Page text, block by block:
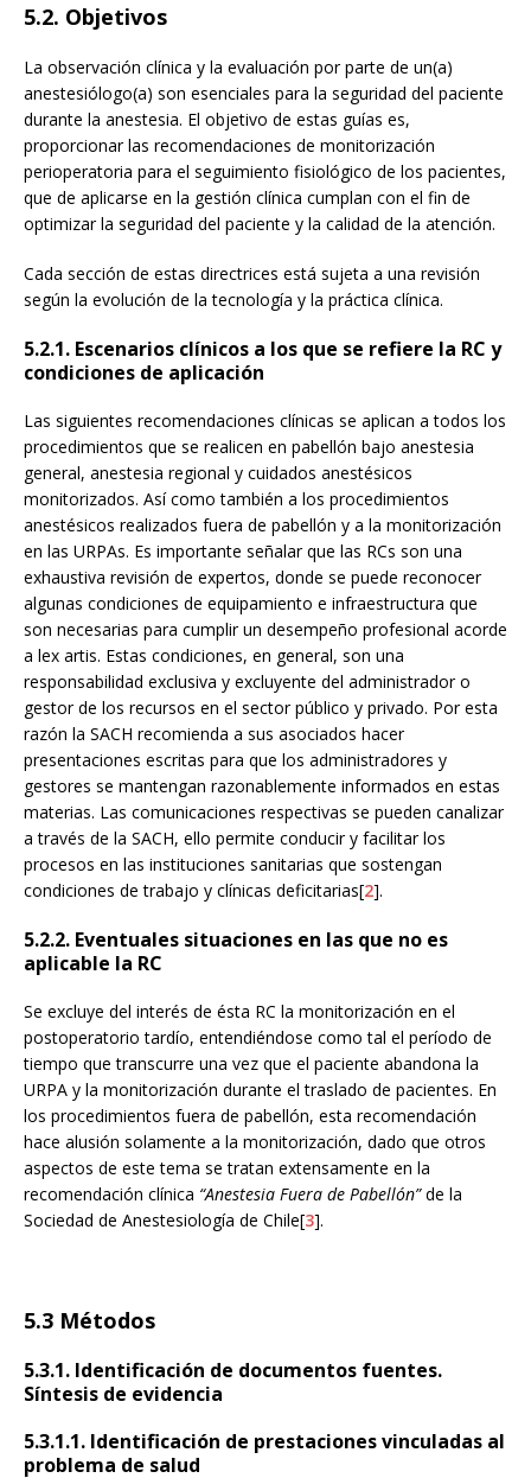
5.2. Objetivos
La observación clínica y la evaluación por parte de un(a)
anestesiólogo(a) son esenciales para la seguridad del paciente
durante la anestesia. El objetivo de estas guías es,
proporcionar las recomendaciones de monitorización
perioperatoria para el seguimiento fisiológico de los pacientes,
que de aplicarse en la gestión clínica cumplan con el fin de
optimizar la seguridad del paciente y la calidad de la atención.
Cada sección de estas directrices está sujeta a una revisión
según la evolución de la tecnología y la práctica clínica.
5.2.1. Escenarios clínicos a los que se refiere la RC y
condiciones de aplicación
Las siguientes recomendaciones clínicas se aplican a todos los
procedimientos que se realicen en pabellón bajo anestesia
general, anestesia regional y cuidados anestésicos
monitorizados. Así como también a los procedimientos
anestésicos realizados fuera de pabellón y a la monitorización
en las URPAs. Es importante señalar que las RCs son una
exhaustiva revisión de expertos, donde se puede reconocer
algunas condiciones de equipamiento e infraestructura que
son necesarias para cumplir un desempeño profesional acorde
a lex artis. Estas condiciones, en general, son una
responsabilidad exclusiva y excluyente del administrador o
gestor de los recursos en el sector público y privado. Por esta
razón la SACH recomienda a sus asociados hacer
presentaciones escritas para que los administradores y
gestores se mantengan razonablemente informados en estas
materias. Las comunicaciones respectivas se pueden canalizar
a través de la SACH, ello permite conducir y facilitar los
procesos en las instituciones sanitarias que sostengan
condiciones de trabajo y clínicas deficitarias[2].
5.2.2. Eventuales situaciones en las que no es
aplicable la RC
Se excluye del interés de ésta RC la monitorización en el
postoperatorio tardío, entendiéndose como tal el período de
tiempo que transcurre una vez que el paciente abandona la
URPA y la monitorización durante el traslado de pacientes. En
los procedimientos fuera de pabellón, esta recomendación
hace alusión solamente a la monitorización, dado que otros
aspectos de este tema se tratan extensamente en la
recomendación clínica “Anestesia Fuera de Pabellón”de la
Sociedad de Anestesiología de Chile[3].
5.3 Métodos
5.3.1. Identificación de documentos fuentes.
Síntesis de evidencia
5.3.1.1. Identificación de prestaciones vinculadas al
problema de salud